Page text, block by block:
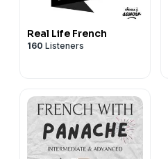
Real Life French
160 Listeners